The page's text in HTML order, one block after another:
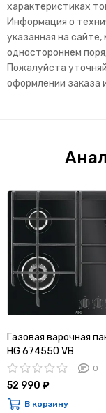
характеристиках
Информация о
указанная на
одностороннем
Пожалуйста
оформлении заказа
Газовая варочная
HG 674550 VB
0
52 990 ₽
В корзину